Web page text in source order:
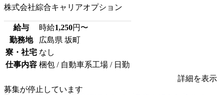
株式会社綜合キャリアオプション
給与 時給1,250円〜
勤務地
広島県 坂町
寮・社宅 なし
仕事内容 梱包 / 自動車系工場 / 日勤
詳細を表示
募集が停止しています